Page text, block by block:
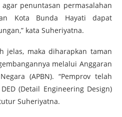
penuntasan permasalahan
Kota Bunda Hayati dapat
kata Suheriyatna.
jelas, maka diharapkan taman
melalui Anggaran
(APBN). “Pemprov telah
(Detail Engineering Design)
Suheriyatna.